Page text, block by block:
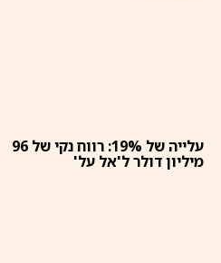
עלייה של 19%: רווח נקי של 96
מיליון דולר ל'אל על'